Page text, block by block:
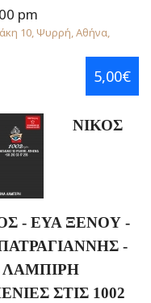
pm
10, Ψυρρή, Αθήνα,
5,00€
ΝΙΚΟΣ
- ΕΥΑ ΞΕΝΟΥ -
-
ΣΤΙΣ 1002